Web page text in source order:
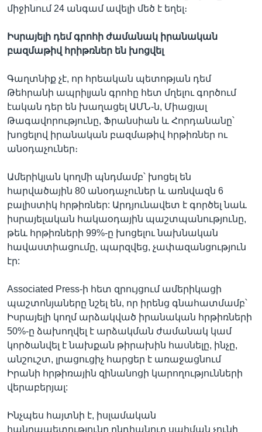
միջինում 24 անգամ ավելի մեծ է եղել։
Իսրայելի դեմ գրոհի ժամանակ իրանական
բազմաթիվ հրիթռներ են խոցվել
Գաղտնիք չէ, որ հրեական պետոթյան դեմ
Թեհրանի ապրիլյան գրոհը հետ մղելու գործում
էական դեր են խաղացել ԱՄՆ-ն, Միացյալ
Թագավորությունը, Ֆրանսիան և Հորդանանը՝
խոցելով իրանական բազմաթիվ հրթիռներ ու
անօդաչուներ։
Ամերիկյան կողմի պնդմամբ՝ խոցել են
հարվածային 80 անօդաչուներ և առնվազն 6
բալիստիկ հրթիռներ: Արդյունավետ է գործել նաև
իսրայելական հակաօդային պաշտպանությունը,
թեև հրթիռների 99%-ը խոցելու նախնական
հավաստիացումը, պարզվեց, չափազանցություն
էր:
Associated Press-ի հետ զրույցում ամերիկացի
պաշտոնյաները նշել են, որ իրենց գնահատմամբ՝
Իսրայելի կողմ արձակված իրանական հրթիռների
50%-ը ձախողվել է արձակման ժամանակ կամ
կործանվել է նախքան թիրախին հասնելը, ինչը,
անշուշտ, լրացուցիչ հարցեր է առաջացնում
Իրանի հրթիռային զինանոցի կարողությունների
վերաբերյալ:
Ինչպես հայտնի է, իսլամական
հանրապետությունը ընդհանուր սահման չունի